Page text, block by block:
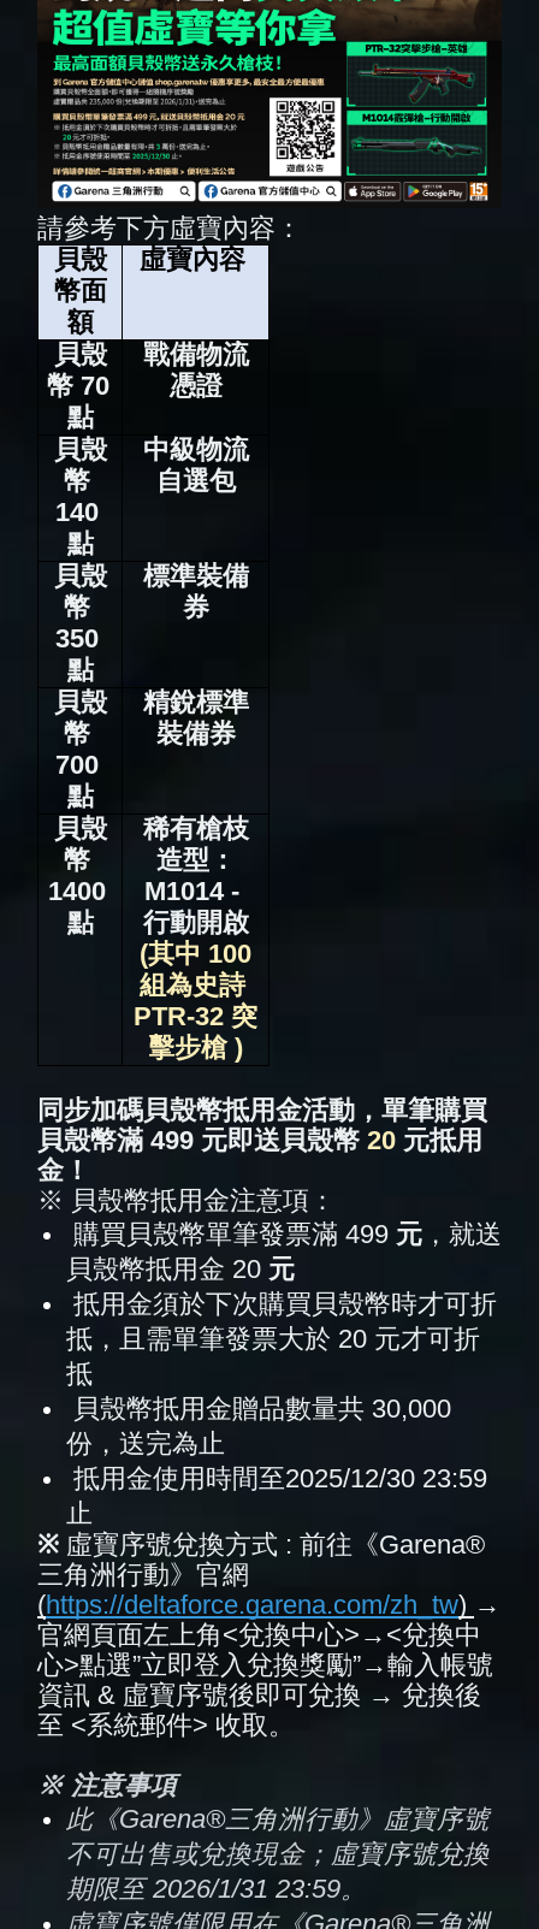
請參考下方虛寶內容：
貝殼
幣面
額
虛寶內容
貝殼
幣 70
點
戰備物流
憑證
貝殼
幣
140
點
中級物流
自選包
貝殼
幣
350
點
標準裝備
券
貝殼
幣
700
點
精銳標準
裝備券
貝殼
幣
1400
點
稀有槍枝
造型：
M1014 -
行動開啟
組為史詩
PTR-32 突
擊步槍 )
同步加碼貝殼幣抵用金活動，單筆購買
貝殼幣滿 499 元即送貝殼幣 20 元抵用
金！
※ 貝殼幣抵用金注意項：
購買貝殼幣單筆發票滿 499 元，就送
貝殼幣抵用金 20 元
抵用金須於下次購買貝殼幣時才可折
抵，且需單筆發票大於 20 元才可折
抵
貝殼幣抵用金贈品數量共 30,000
份 ，送完為止
抵用金使用時間至
2025/12/30 23:59
止
※ 虛寶序號兌換方式 : 前往《Garena®
(https://deltaforce.garena.com/zh_tw) →
官網頁面左上角<兌換中心>→<兌換中
心>點選”立即登入兌換獎勵”→輸入帳號
資訊 & 虛寶序號後即可兌換 → 兌換後
至 <系統郵件> 收取。
※ 注意事項
此《Garena®三角洲行動》虛寶序號
不可出售或兌換現金；虛寶序號兌換
期限至 2026/1/31 23:59。